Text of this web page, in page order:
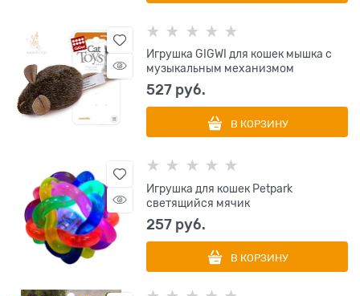
Игрушка GIGWI для кошек мышка с
музыкальным механизмом
527 руб.
В КОРЗИНУ
Игрушка для кошек Petpark
светящийся мячик
257 руб.
В КОРЗИНУ